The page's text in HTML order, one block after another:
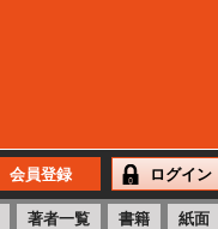
会員登録 ログイン
著者一覧 書籍 紙面